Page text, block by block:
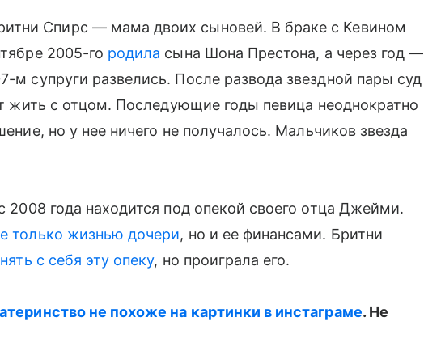
Спирс — мама двоих сыновей. В браке с Кевином
2005-го родила сына Шона Престона, а через год —
супруги развелись. После развода звездной пары суд
жить с отцом. Последующие годы певица неоднократно
но у нее ничего не получалось. Мальчиков звезда
года находится под опекой своего отца Джейми.
только жизнью дочери, но и ее финансами. Бритни
с себя эту опеку, но проиграла его.
не похоже на картинки в инстаграме. Не